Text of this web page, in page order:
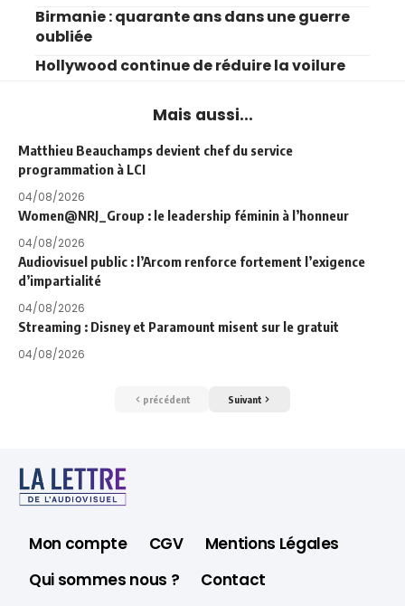
Birmanie : quarante ans dans une guerre
oubliée
Hollywood continue de réduire la voilure
Mais aussi...
Matthieu Beauchamps devient chef du service
programmation à LCI
04/08/2026
Women@NRJ_Group : le leadership féminin à l’honneur
04/08/2026
Audiovisuel public : l’Arcom renforce fortement l’exigence
d’impartialité
04/08/2026
Streaming : Disney et Paramount misent sur le gratuit
04/08/2026
précédent Suivant
Mon compte CGV
Mentions Légales
Qui sommes nous ?
Contact